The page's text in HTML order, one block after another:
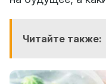
Читайте также: